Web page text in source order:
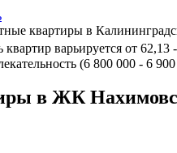
квартиры в
варьируется от 62,13
(6 800 000 - 6
в ЖК